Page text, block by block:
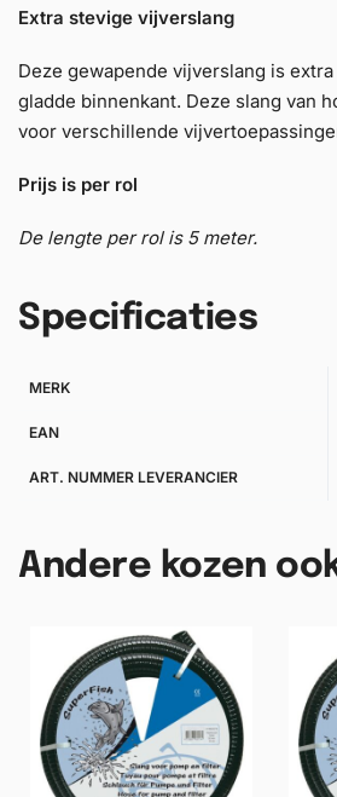
Extra stevige vijverslang
Deze gewapende vijverslang is
gladde binnenkant. Deze slang van
voor verschillende
Prijs is per rol
De lengte per rol is 5 meter.
Specificaties
MERK
EAN
ART. NUMMER LEVERANCIER
Andere kozen